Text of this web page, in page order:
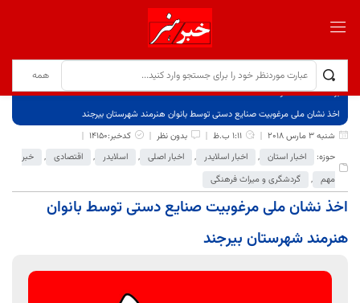
برگ نخست
نوشته‌ها
اخذ نشان ملی مرغوبیت صنایع دستی توسط بانوان هنرمند شهرستان بیرجند
شنبه 3 مارس 2018
1:11 ب.ظ بدون نظر
کدخبر:14150
حوزه:
اخبار استان , اخبار اسلایدر , اخبار اصلی , اسلایدر , اقتصادی ,
خبر
مهم , گردشگری و میراث فرهنگی
اخذ نشان ملی مرغوبیت صنایع دستی توسط بانوان
هنرمند شهرستان بیرجند